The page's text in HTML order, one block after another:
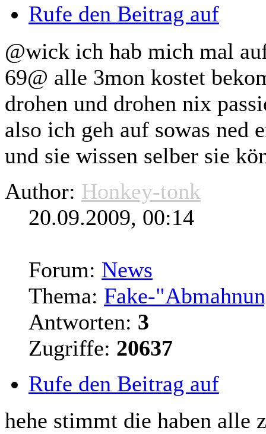
Rufe den Beitrag auf
@wick ich hab mich mal
69@ alle 3mon kostet
drohen und drohen nix
also ich geh auf sowas ned
und sie wissen selber sie
Author: Honkey-tonk
20.09.2009, 00:14
Forum: News
Thema: Fake-
Antworten: 3
Zugriffe: 20637
Rufe den Beitrag auf
hehe stimmt die haben alle